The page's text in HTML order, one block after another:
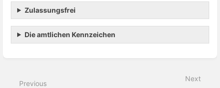
Zulassungsfrei
Die amtlichen Kennzeichen
mode
Previous
Next